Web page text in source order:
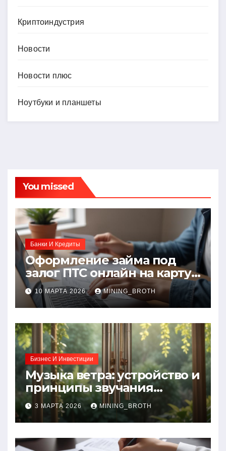
Криптоиндустрия
Новости
Новости плюс
Ноутбуки и планшеты
You missed
Банки И Кредиты
Оформление займа под
залог ПТС онлайн на карту
без визита в офис: порядок,
требования и документы
10 МАРТА 2026 MINING_BROTH
Бизнес И Инвестиции
Музыка ветра: устройство и
принципы звучания
колокольчиков
3 МАРТА 2026 MINING_BROTH